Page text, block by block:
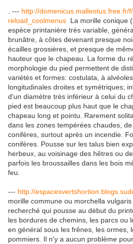
. --- http://domenicus.malleotus.free.fr/
reload_coolmenus La morille conique
espèce printanière très variable,
brunâtre, à côtes devenant presque
écailles grossières, et presque de
hauteur que le chapeau. La forme du
morphologie du pied permettent de
variétés et formes: costulata, à
longitudinales droites et symétriques;
d'un diamètre très inférieur à celui du
pied est beaucoup plus haut que le
chapeau long et pointu. Rarement
dans les zones tempérées chaudes,
conifères, surtout après un incendie.
conifères. Pousse sur les talus bien
herbeux, au voisinage des hêtres ou
parfois les broussailles dans les bois
feu.
--- http://
morille commune ou morchella
recherché qui pousse au début du
les bordures de chemins, les parcs ou
en général sous les frênes, les ormes,
pommiers. Il n'y a aucun problème